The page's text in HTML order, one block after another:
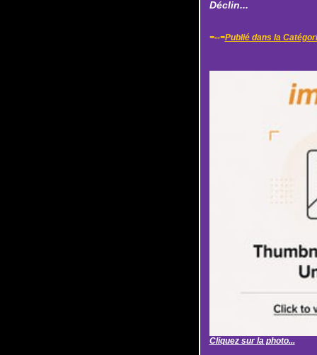
Déclin...
=--=Publié dans la
Cliquez sur la photo...